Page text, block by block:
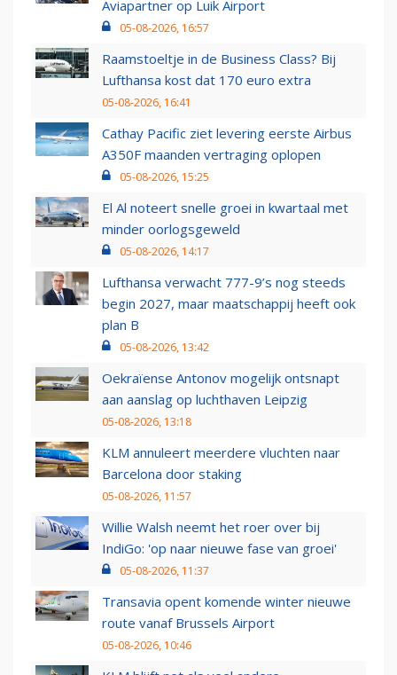
Aviapartner op Luik Airport
05-08-2026, 16:57
Raamstoeltje in de Business Class? Bij
Lufthansa kost dat 170 euro extra
05-08-2026, 16:41
Cathay Pacific ziet levering eerste Airbus
A350F maanden vertraging oplopen
05-08-2026, 15:25
El Al noteert snelle groei in kwartaal met
minder oorlogsgeweld
05-08-2026, 14:17
Lufthansa verwacht 777-9’s nog steeds
begin 2027, maar maatschappij heeft ook
plan B
05-08-2026, 13:42
Oekraïense Antonov mogelijk ontsnapt
aan aanslag op luchthaven Leipzig
05-08-2026, 13:18
KLM annuleert meerdere vluchten naar
Barcelona door staking
05-08-2026, 11:57
Willie Walsh neemt het roer over bij
IndiGo: 'op naar nieuwe fase van groei'
05-08-2026, 11:37
Transavia opent komende winter nieuwe
route vanaf Brussels Airport
05-08-2026, 10:46